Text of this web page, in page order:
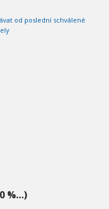
od poslední schválené
%…)